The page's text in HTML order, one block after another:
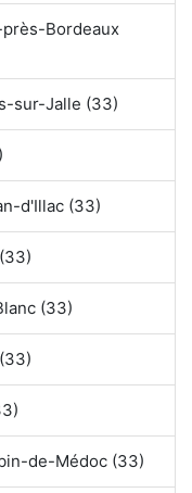
Bordeaux
sur-Jalle (33)
d'Illac (33)
(33)
de-Médoc (33)